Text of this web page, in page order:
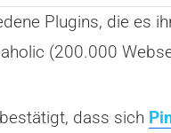
Plugins, die es
(200.000
dass sich